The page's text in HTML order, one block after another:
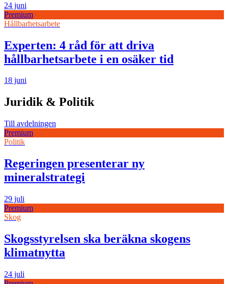
24 juni
Premium
Hållbarhetsarbete
Experten: 4 råd för att driva
hållbarhetsarbete i en osäker tid
18 juni
Juridik & Politik
Till avdelningen
Premium
Politik
Regeringen presenterar ny
mineralstrategi
29 juli
Premium
Skog
Skogsstyrelsen ska beräkna skogens
klimatnytta
24 juli